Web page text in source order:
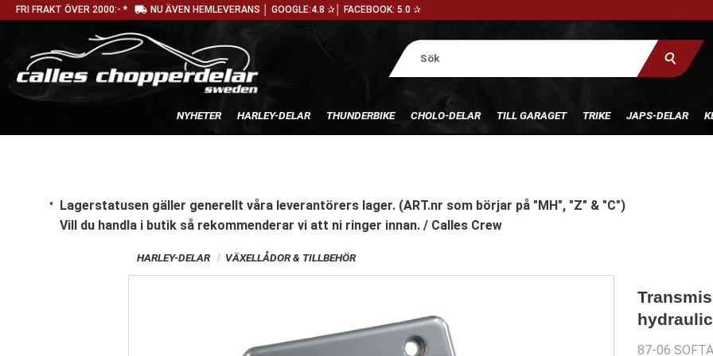
FRI FRAKT ÖVER 2000:- * local_shipping NU ÄVEN HEMLEVERANS │ GOOGLE:4.8 ✰│ FACEBOOK: 5.0 ✰
NYHETER HARLEY-DELAR THUNDERBIKE CHOLO-DELAR TILL GARAGET TRIKE JAPS-DELAR
Lagerstatusen gäller generellt våra leverantörers lager. (ART.nr som börjar på "MH", "Z" & "C")
Vill du handla i butik så rekommenderar vi att ni ringer innan. / Calles Crew
HARLEY-DELAR VÄXELLÅDOR & TILLBEHÖR
87-06